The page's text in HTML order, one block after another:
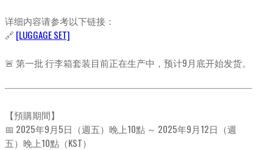
详细内容请参考以下链接：
🔗 [LUGGAGE SET]
🚨 第一批 行李箱套装目前正在生产中，预计9月底开始发货。
【預購期間】
📅 2025年9月5日（週五）晚上10點 ～ 2025年9月12日（週
五）晚上10點（KST）